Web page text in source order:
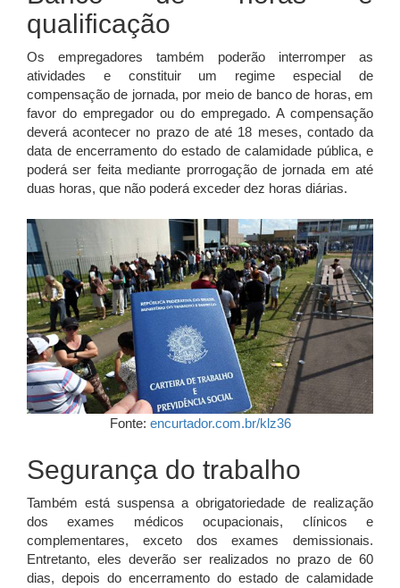
qualificação
Os empregadores também poderão interromper as
atividades e constituir um regime especial de
compensação de jornada, por meio de banco de horas, em
favor do empregador ou do empregado. A compensação
deverá acontecer no prazo de até 18 meses, contado da
data de encerramento do estado de calamidade pública, e
poderá ser feita mediante prorrogação de jornada em até
duas horas, que não poderá exceder dez horas diárias.
Fonte: encurtador.com.br/klz36
Segurança do trabalho
Também está suspensa a obrigatoriedade de realização
dos exames médicos ocupacionais, clínicos e
complementares, exceto dos exames demissionais.
Entretanto, eles deverão ser realizados no prazo de 60
dias, depois do encerramento do estado de calamidade